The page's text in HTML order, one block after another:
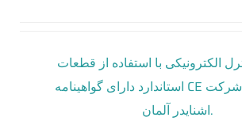
الکترونیکی با استفاده از قطعات
استاندارد دارای گواهینامه CE اروپا، مانند شرکت
اشنایدر آلمان.